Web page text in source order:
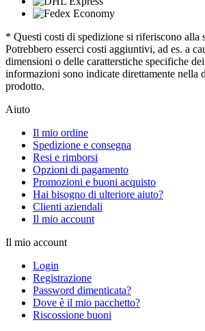
* Questi costi di spedizione si riferiscono alla
Potrebbero esserci costi aggiuntivi, ad es. a
dimensioni o delle caratterstiche specifiche
informazioni sono indicate direttamente nella
prodotto.
Aiuto
Il mio ordine
Spedizione e consegna
Resi e rimborsi
Opzioni di pagamento
Promozioni e buoni acquisto
Hai bisogno di ulteriore aiuto?
Clienti aziendali
Il mio account
Il mio account
Login
Registrazione
Password dimenticata?
Dove è il mio pacchetto?
Riscossione buoni